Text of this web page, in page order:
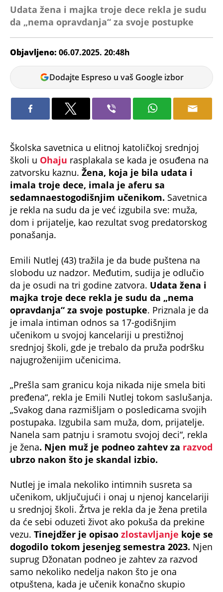
Udata žena i majka troje dece rekla je sudu
da „nema opravdanja“ za svoje postupke
Objavljeno: 06.07.2025. 20:48h
Tamara
Marić
Dodajte Espreso u vaš Google izbor
školi uOhajurasplakala se kada je osuđena na
zatvorsku kaznu.Žena, koja je bila udata i
imala troje dece, imala je aferu sa
sedamnaestogodišnjim učenikom.
je rekla na sudu da je već izgubila sve: muža,
dom i prijatelje, kao rezultat svog predatorskog
ponašanja.
slobodu uz nadzor. Međutim, sudija je odlučio
da je osudi na tri godine zatvora.Udata žena i
majka troje dece rekla je sudu da „nema
opravdanja“ za svoje postupke . Priznala je da
je imala intiman odnos sa 17-godišnjim
učenikom u svojoj kancelariji u prestižnoj
srednjoj školi, gde je trebalo da pruža podršku
najugroženijim učenicima.
pređena“, rekla je Emili Nutlej tokom saslušanja.
„Svakog dana razmišljam o posledicama svojih
postupaka. Izgubila sam muža, dom, prijatelje.
Nanela sam patnju i sramotu svojoj deci“, rekla
je žena . Njen muž je podneo zahtev zarazvod
ubrzo nakon što je skandal izbio.
učenikom, uključujući i onaj u njenoj kancelariji
u srednjoj školi. Žrtva je rekla da je žena pretila
da će sebi oduzeti život ako pokuša da prekine
vezu.Tinejdžer je opisaozlostavljanjekoje se
dogodilo tokom jesenjeg semestra 2023.Njen
suprug Džonatan podneo je zahtev za razvod
samo nekoliko nedelja nakon što je ona
otpuštena, kada je učenik konačno skupio
hrabrost da progovori.